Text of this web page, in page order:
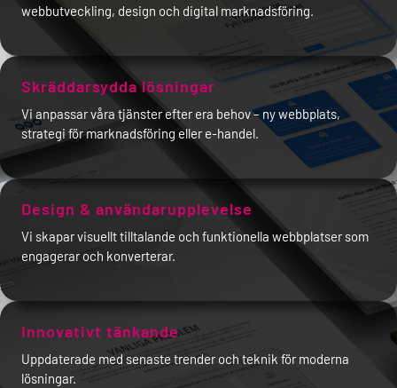
webbutveckling, design och digital marknadsföring.
Skräddarsydda lösningar
Vi anpassar våra tjänster efter era behov – ny webbplats,
strategi för marknadsföring eller e-handel.
Design & användarupplevelse
Vi skapar visuellt tilltalande och funktionella webbplatser som
engagerar och konverterar.
Innovativt tänkande
Uppdaterade med senaste trender och teknik för moderna
lösningar.